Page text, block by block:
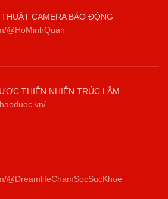
CAMERA BÁO ĐỘNG
@HoMinhQuan
THIÊN NHIÊN TRÚC LÂM
@DreamlifeChamSocSucKhoe